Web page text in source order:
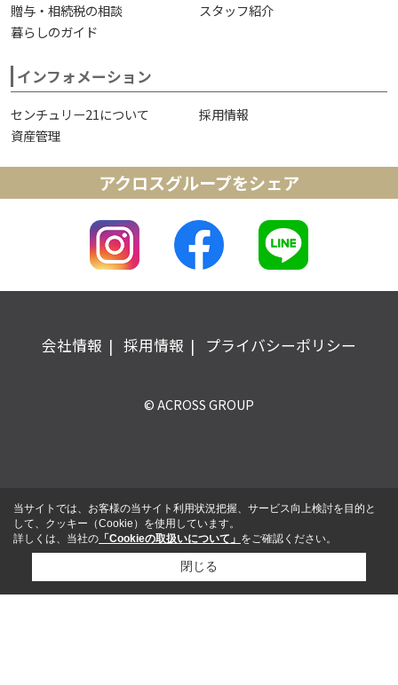
贈与・相続税の相談
スタッフ紹介
暮らしのガイド
インフォメーション
センチュリー21について
採用情報
資産管理
アクロスグループをシェア
会社情報 採用情報 プライバシーポリシー
© ACROSS GROUP
当サイトでは、お客様の当サイト利用状況把握、サービス向上検討を目的と
して、クッキー（Cookie）を使用しています。
詳しくは、当社の 「Cookieの取扱いについて」 をご確認ください。
閉じる